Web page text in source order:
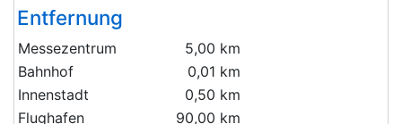
Entfernung
Messezentrum
5,00 km
Bahnhof
0,01 km
Innenstadt
0,50 km
Flughafen
90,00 km